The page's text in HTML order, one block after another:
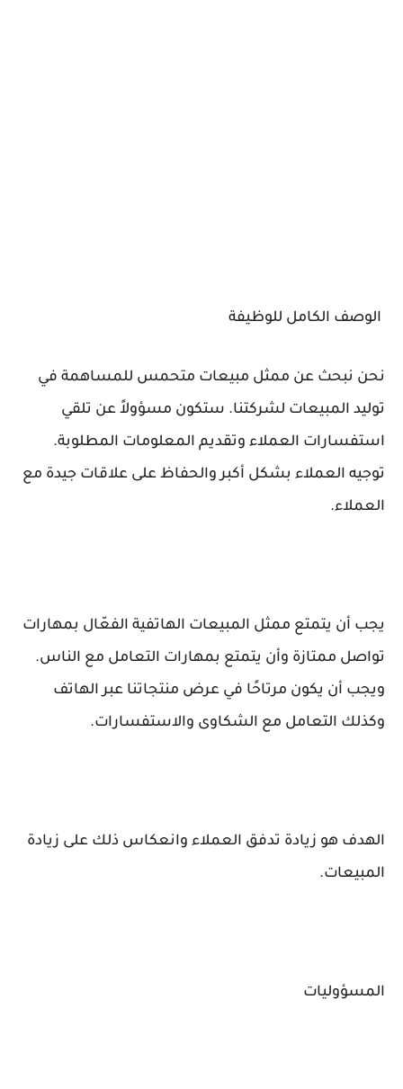
الوصف الكامل للوظيفة
نحن نبحث عن ممثل مبيعات متحمس للمساهمة في
توليد المبيعات لشركتنا. ستكون مسؤولاً عن تلقي
استفسارات العملاء وتقديم المعلومات المطلوبة.
توجيه العملاء بشكل أكبر والحفاظ على علاقات جيدة مع
العملاء.
يجب أن يتمتع ممثل المبيعات الهاتفية الفعّال بمهارات
تواصل ممتازة وأن يتمتع بمهارات التعامل مع الناس.
ويجب أن يكون مرتاحًا في عرض منتجاتنا عبر الهاتف
وكذلك التعامل مع الشكاوى والاستفسارات.
الهدف هو زيادة تدفق العملاء وانعكاس ذلك على زيادة
المبيعات.
المسؤوليات